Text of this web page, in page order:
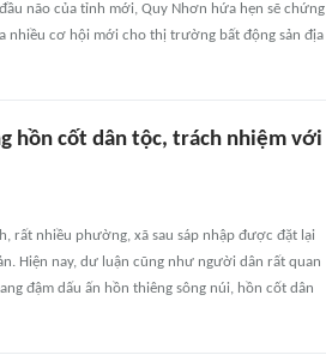
não của tỉnh mới, Quy Nhơn hứa hẹn sẽ chứng
nhiều cơ hội mới cho thị trường bất động sản địa
hồn cốt dân tộc, trách nhiệm với
rất nhiều phường, xã sau sáp nhập được đặt lại
Hiện nay, dư luận cũng như người dân rất quan
đậm dấu ấn hồn thiêng sông núi, hồn cốt dân